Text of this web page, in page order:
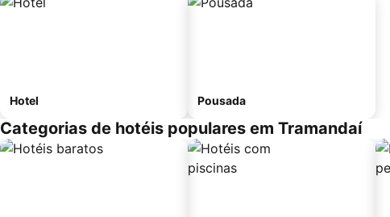
Hotel Pousada
Categorias de hotéis populares em Tramandaí